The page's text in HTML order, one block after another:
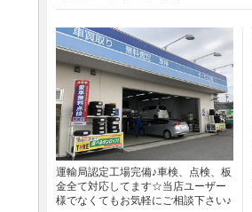
運輸局認定工場完備♪車検、点検、板
金全て対応してます☆当店ユーザー
様でなくてもお気軽にご相談下さい♪